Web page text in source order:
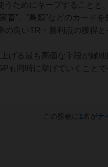
うためにキープすること
畜”、”鳥類”などのカード
の良いTR・勝利点の獲得
げる最も高価な手段が緑
も同時に挙げていくこと
この投稿に 1 名がナ